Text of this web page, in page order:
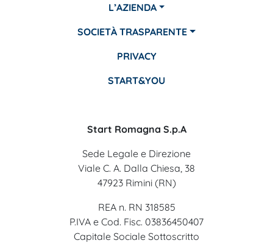
L’AZIENDA
SOCIETÀ TRASPARENTE
PRIVACY
START&YOU
Start Romagna S.p.A
Sede Legale e Direzione
Viale C. A. Dalla Chiesa, 38
47923 Rimini (RN)
REA n. RN 318585
P.IVA e Cod. Fisc. 03836450407
Capitale Sociale Sottoscritto